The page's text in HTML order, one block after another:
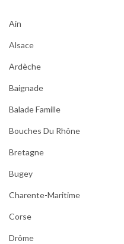
Ain
Alsace
Ardèche
Baignade
Balade Famille
Bouches Du Rhône
Bretagne
Bugey
Charente-Maritime
Corse
Drôme